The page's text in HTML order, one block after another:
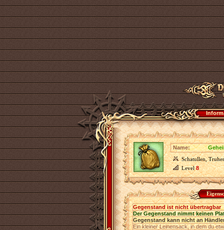
Name:
Schatullen,
Level8
Gegenstand ist nicht übertragbar
Der Gegenstand nimmt keinen
Gegenstand kann nicht an
Ein kleiner Leinensack, in dem du